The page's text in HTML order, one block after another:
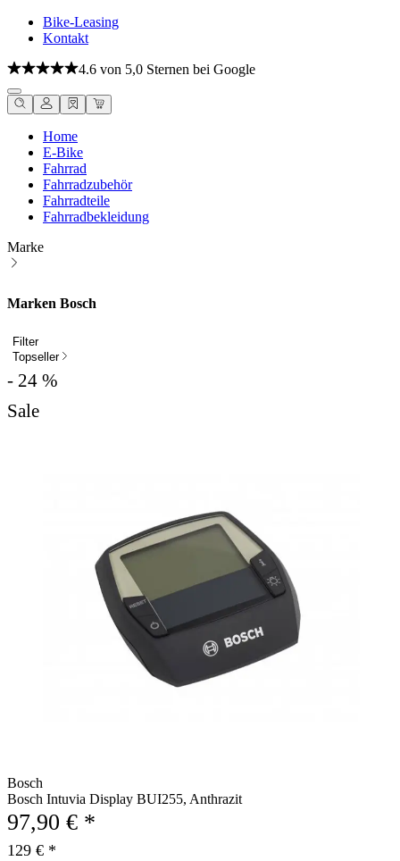
Bike-Leasing
Kontakt
4.6 von 5,0 Sternen bei Google
Home
E-Bike
Fahrrad
Fahrradzubehör
Fahrradteile
Fahrradbekleidung
Marke
Marken Bosch
Filter
Topseller
- 24 %
Sale
Bosch
Bosch Intuvia Display BUI255, Anthrazit
97,90 € *
129 € *